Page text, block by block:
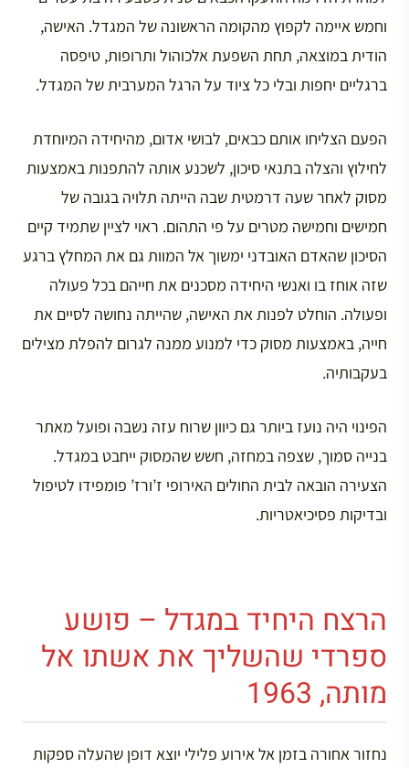
וחמש איימה לקפוץ מהקומה הראשונה של המגדל. האישה,
הודית במוצאה, תחת השפעת אלכוהול ותרופות, טיפסה
ברגליים יחפות ובלי כל ציוד על הרגל המערבית של המגדל.
הפעם הצליחו אותם כבאים, לבושי אדום, מהיחידה המיוחדת
לחילוץ והצלה בתנאי סיכון, לשכנע אותה להתפנות באמצעות
מסוק לאחר שעה דרמטית שבה הייתה תלויה בגובה של
חמישים וחמישה מטרים על פי התהום. ראוי לציין שתמיד קיים
הסיכון שהאדם האובדני ימשוך אל המוות גם את המחלץ ברגע
שזה אוחז בו ואנשי היחידה מסכנים את חייהם בכל פעולה
ופעולה. הוחלט לפנות את האישה, שהייתה נחושה לסיים את
חייה, באמצעות מסוק כדי למנוע ממנה לגרום להפלת מצילים
בעקבותיה.
הפינוי היה נועז ביותר גם כיוון שרוח עזה נשבה ופועל מאתר
בנייה סמוך, שצפה במחזה, חשש שהמסוק ייחבט במגדל.
הצעירה הובאה לבית החולים האירופי ז’ורז’ פומפידו לטיפול
ובדיקות פסיכיאטריות.
הרצח היחיד במגדל – פושע
ספרדי שהשליך את אשתו אל
מותה, 1963
נחזור אחורה בזמן אל אירוע פלילי יוצא דופן שהעלה ספקות